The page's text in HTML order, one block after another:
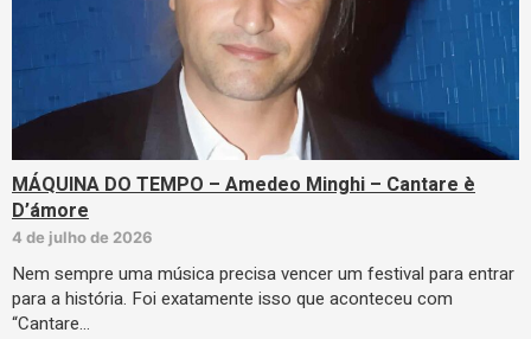
MÁQUINA DO TEMPO – Amedeo Minghi – Cantare è
D’ámore
4 de julho de 2026
Nem sempre uma música precisa vencer um festival para entrar
para a história. Foi exatamente isso que aconteceu com
“Cantare…